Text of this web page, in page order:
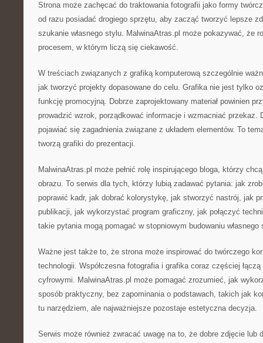
Strona może zachęcać do traktowania fotografii jako formy
od razu posiadać drogiego sprzętu, aby zacząć tworzyć lepsze
szukanie własnego stylu. MalwinaAtras.pl może pokazywać, że
procesem, w którym liczą się ciekawość.
W treściach związanych z grafiką komputerową szczególnie
jak tworzyć projekty dopasowane do celu. Grafika nie jest tylko
funkcję promocyjną. Dobrze zaprojektowany materiał powinien
prowadzić wzrok, porządkować informacje i wzmacniać przekaz.
pojawiać się zagadnienia związane z układem elementów. To
tworzą grafiki do prezentacji.
MalwinaAtras.pl może pełnić rolę inspirującego bloga, którzy
obrazu. To serwis dla tych, którzy lubią zadawać pytania: jak
poprawić kadr, jak dobrać kolorystykę, jak stworzyć nastrój, jak
publikacji, jak wykorzystać program graficzny, jak połączyć
takie pytania mogą pomagać w stopniowym budowaniu własnego
Ważne jest także to, że strona może inspirować do twórczego
technologii. Współczesna fotografia i grafika coraz częściej
cyfrowymi. MalwinaAtras.pl może pomagać zrozumieć, jak
sposób praktyczny, bez zapominania o podstawach, takich jak
tu narzędziem, ale najważniejsze pozostaje estetyczna decyzja.
Serwis może również zwracać uwagę na to, że dobre zdjęcie lub